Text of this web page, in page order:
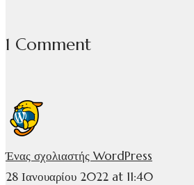
1 Comment
Ένας σχολιαστής WordPress
28 Ιανουαρίου 2022 at 11:40